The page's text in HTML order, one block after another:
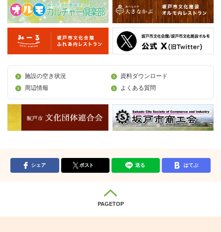
施設の空き状況
資料ダウンロード
周辺情報
よくある質問
シェア ポスト 送る はてぶ
PAGETOP